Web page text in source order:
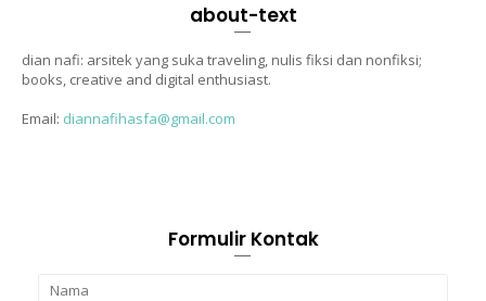
about-text
dian nafi: arsitek yang suka traveling, nulis fiksi dan nonfiksi;
books, creative and digital enthusiast.
Email: diannafihasfa@gmail.com
Formulir Kontak